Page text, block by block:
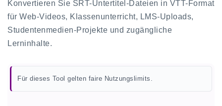
Konvertieren Sie SRT-Untertitel-Dateien in VTT-Format
für Web-Videos, Klassenunterricht, LMS-Uploads,
Studentenmedien-Projekte und zugängliche
Lerninhalte.
Für dieses Tool gelten faire Nutzungslimits.